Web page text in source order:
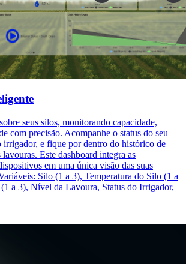
seus silos, monitorando capacidade,
com precisão. Acompanhe o status do seu
irrigador, e fique por dentro do histórico de
lavouras. Este dashboard integra as
em uma única visão das suas
Silo (1 a 3), Temperatura do Silo (1 a
a 3), Nível da Lavoura, Status do Irrigador,